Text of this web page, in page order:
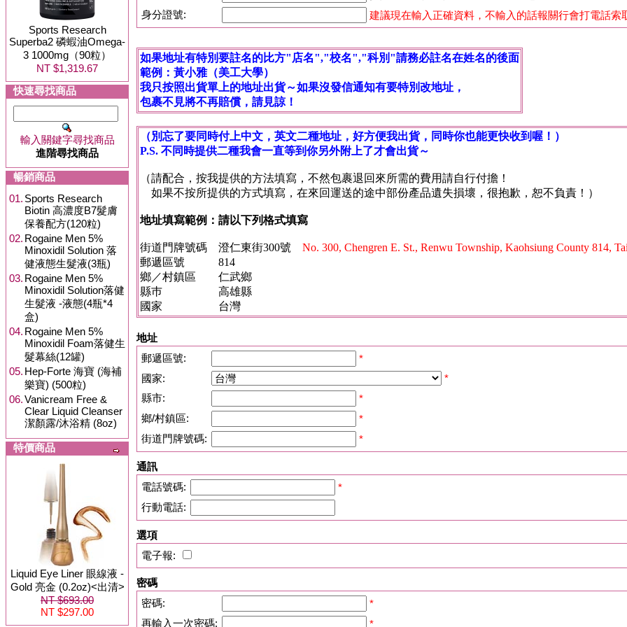
Sports Research
Superba2 磷蝦油Omega-
3 1000mg（90粒）
NT $1,319.67
快速尋找商品
輸入關鍵字尋找商品
進階尋找商品
暢銷商品
01. Sports Research
Biotin 高濃度B7髮膚
保養配方(120粒)
02. Rogaine Men 5%
Minoxidil Solution 落
健液態生髮液(3瓶)
03. Rogaine Men 5%
Minoxidil Solution落健
生髮液 -液態(4瓶*4
盒)
04. Rogaine Men 5%
Minoxidil Foam落健生
髮幕絲(12罐)
05. Hep-Forte 海寶 (海補
樂寶) (500粒)
06.Vanicream Free &
Clear Liquid Cleanser
潔顏露/沐浴精 (8oz)
特價商品
Liquid Eye Liner 眼線液 -
Gold 亮金 (0.2oz)<出清>
NT $693.00
NT $297.00
身分證號:
建議現在輸入正確資料，不輸入的話報關行會打電話索
如果地址有特別要註名的比方"店名","校名","科別"請務必註名在姓名的後面
範例：黃小雅（美工大學）
我只按照出貨單上的地址出貨～如果沒發信通知有要特別改地址，
包裹不見將不再賠償，請見諒！
（別忘了要同時付上中文，英文二種地址，好方便我出貨，同時你也能更快收到喔！）
P.S. 不同時提供二種我會一直等到你另外附上了才會出貨～
（請配合，按我提供的方法填寫，不然包裹退回來所需的費用請自行付擔！
如果不按所提供的方式填寫，在來回運送的途中部份產品遺失損壞，很抱歉，恕不負責！）
地址填寫範例：請以下列格式填寫
街道門牌號碼 澄仁東街300號 No. 300, Chengren E. St., Renwu Township, Kaohsiung County 814,
郵遞區號 814
鄉／村鎮區 仁武鄉
縣巿 高雄縣
國家 台灣
地址
郵遞區號:
*
國家:
*
縣市:
*
鄉/村鎮區:
*
街道門牌號碼:
*
通訊
電話號碼:
*
行動電話:
選項
電子報:
密碼
密碼:
*
再輸入一次密碼:
*